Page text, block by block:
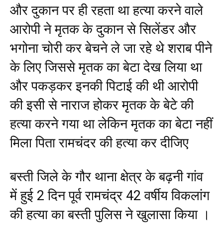
और दुकान पर ही रहता था हत्या करने वाले
आरोपी ने मृतक के दुकान से सिलेंडर और
भगोना चोरी कर बेचने ले जा रहे थे शराब पीने
के लिए जिससे मृतक का बेटा देख लिया था
और पकड़कर इनकी पिटाई की थी आरोपी
की इसी से नाराज होकर मृतक के बेटे की
हत्या करने गया था लेकिन मृतक का बेटा नहीं
मिला पिता रामचंदर की हत्या कर दीजिए
बस्ती जिले के गौर थाना क्षेत्र के बढ़नी गांव
में हुई 2 दिन पूर्व रामचंद्र 42 वर्षीय विकलांग
की हत्या का बस्ती पुलिस ने खुलासा किया ।